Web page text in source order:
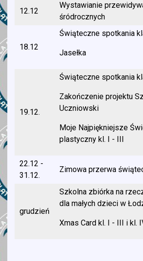
12.12
Wystawianie
śródrocznych
18.12
Świąteczne spotkania
Jasełka
19.12.
Świąteczne spotkania
Zakończenie projektu
Uczniowski
Moje Najpiękniejsze
plastyczny kl. I - III
22.12 -
31.12.
Zimowa przerwa
grudzień
Szkolna zbiórka na
dla małych dzieci w
Xmas Card kl. I - III i kl.